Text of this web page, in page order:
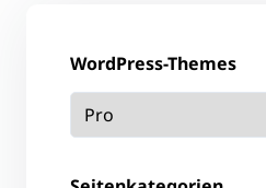
WordPress-Themes